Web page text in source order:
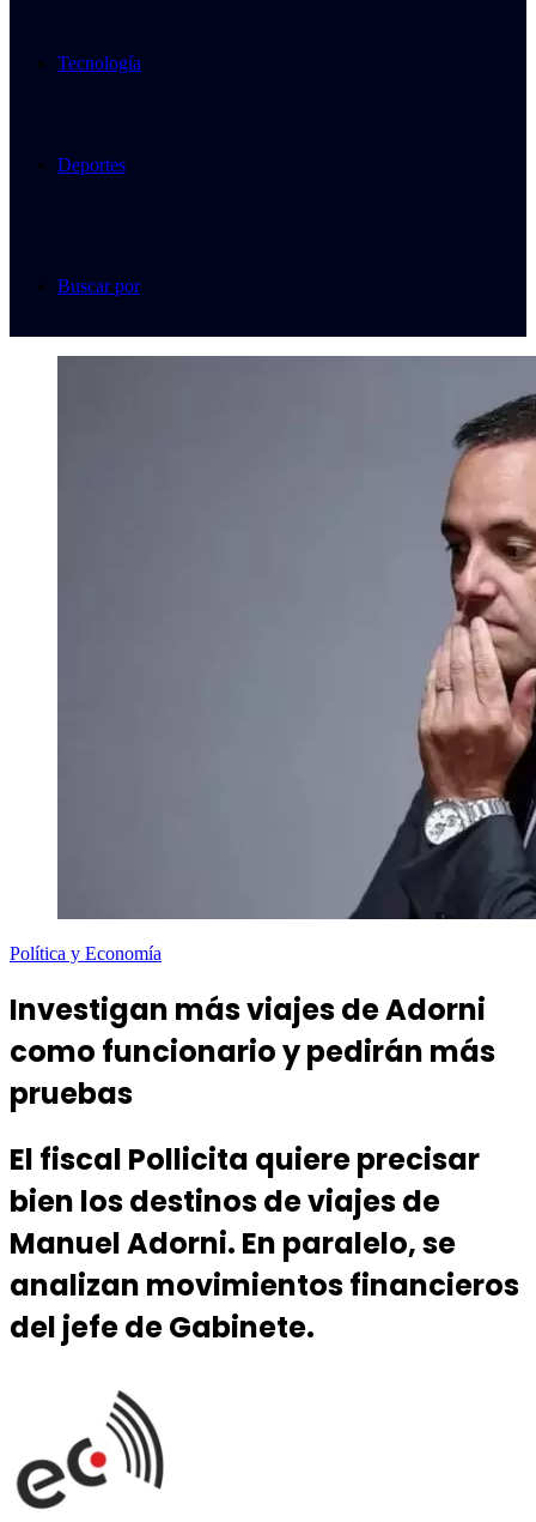
Tecnología
Deportes
Buscar por
Política y Economía
Investigan más viajes de Adorni
como funcionario y pedirán más
pruebas
El fiscal Pollicita quiere precisar
bien los destinos de viajes de
Manuel Adorni. En paralelo, se
analizan movimientos financieros
del jefe de Gabinete.